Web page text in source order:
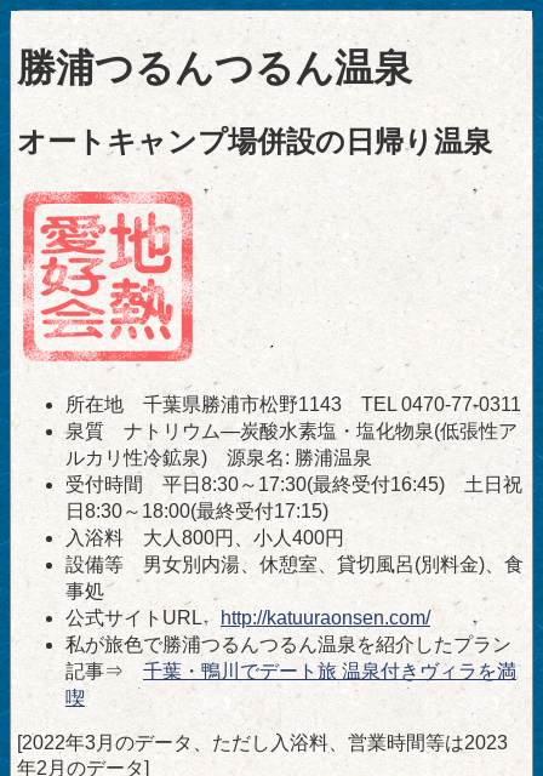
勝浦つるんつるん温泉
オートキャンプ場併設の日帰り温泉
所在地 千葉県勝浦市松野1143 TEL 0470-77-0311
泉質 ナトリウム―炭酸水素塩・塩化物泉(低張性ア
ルカリ性冷鉱泉) 源泉名: 勝浦温泉
受付時間 平日8:30～17:30(最終受付16:45) 土日祝
日8:30～18:00(最終受付17:15)
入浴料 大人800円、小人400円
設備等 男女別内湯、休憩室、貸切風呂(別料金)、食
事処
公式サイトURL http://katuuraonsen.com/
私が旅色で勝浦つるんつるん温泉を紹介したプラン
記事⇒ 千葉・鴨川でデート旅 温泉付きヴィラを満
喫
[2022年3月のデータ、ただし入浴料、営業時間等は2023
年2月のデータ]